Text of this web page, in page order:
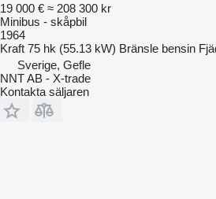
19 000 € ≈ 208 300 kr
Minibus - skåpbil
1964
Kraft 75 hk (55.13 kW) Bränsle bensin
Sverige, Gefle
NNT AB - X-trade
Kontakta säljaren